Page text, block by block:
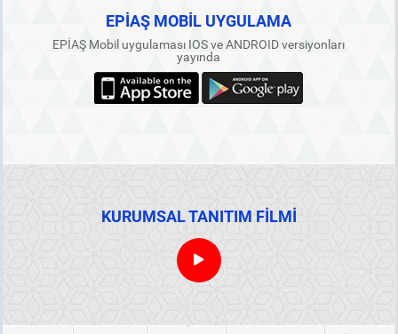
EPİAŞ MOBİL UYGULAMA
EPİAŞ Mobil uygulaması IOS ve ANDROID versiyonları
yayında
KURUMSAL TANITIM FİLMİ